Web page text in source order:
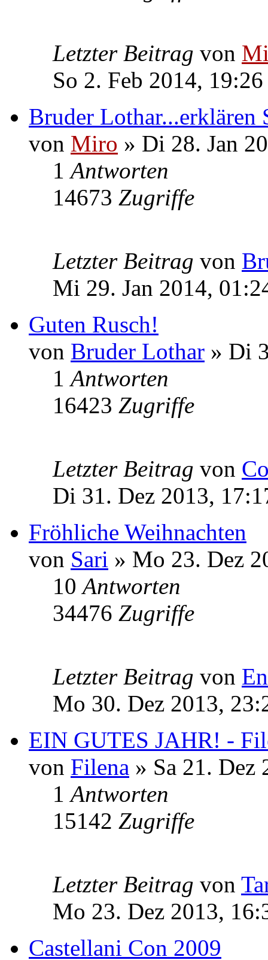
Letzter Beitrag von
So 2. Feb 2014, 19:26
Bruder Lothar...erklären
von Miro » Di 28. Jan
1Antworten
14673 Zugriffe
Letzter Beitrag von
Mi 29. Jan 2014,
Guten Rusch!
von Bruder Lothar » Di
1Antworten
16423 Zugriffe
Letzter Beitrag von
Di 31. Dez 2013,
Fröhliche Weihnachten
von Sari » Mo 23. Dez
10Antworten
34476 Zugriffe
Letzter Beitrag von
Mo 30. Dez 2013,
EIN GUTES JAHR! -
von Filena » Sa 21. Dez
1Antworten
15142 Zugriffe
Letzter Beitrag von
Mo 23. Dez 2013,
Castellani Con 2009